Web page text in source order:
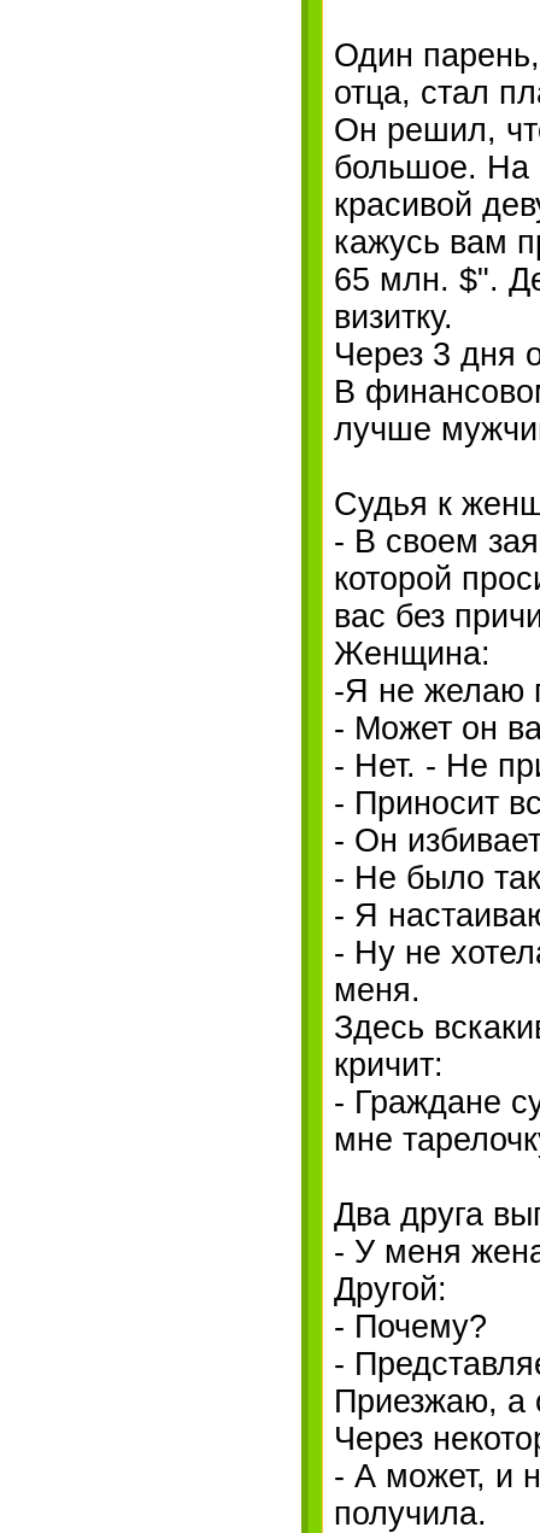
Один
отца, стал
Он решил,
большое. На
красивой
кажусь вам
65 млн. $".
визитку.
Через 3 дня
В
лучше
Судья к
- В своем
которой
вас без
Женщина:
-Я не желаю
- Может он
- Нет. - Не
- Приносит
- Он
- Не было
- Я
- Ну не
меня.
Здесь
кричит:
- Граждане
мне
Два друга
- У меня
Другой:
- Почему?
-
Приезжаю, а
Через
- А может, и
получила.